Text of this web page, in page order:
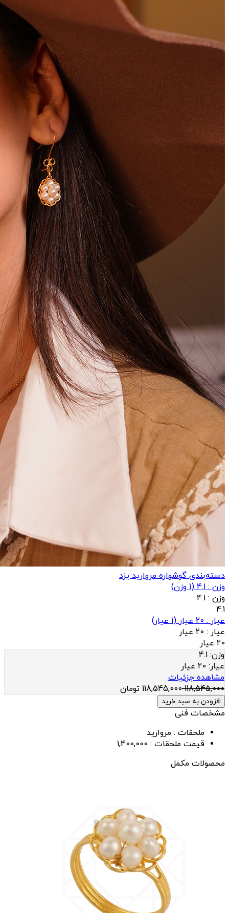
دسته‌بندی گوشواره مروارید یزد
وزن : 4.1
(
1 وزن)
وزن : 4.1
4.1
عيار : 20 عیار
(
1 عيار)
عيار : 20 عیار
20 عیار
وزن: 4.1
عيار: 20 عیار
مشاهده جزئیات
118,545,000
118,545,000 تومان
افزودن به سبد خرید
مشخصات فنی
ملحقات : مرواريد
قیمت ملحقات : 1,400,000
محصولات مکمل